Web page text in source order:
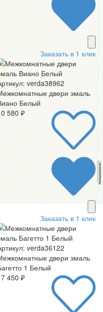
Заказать в 1 клик
verda38962
двери эмаль
Белый
580 ₽
Заказать в 1 клик
verda36122
двери эмаль
1 Белый
450 ₽